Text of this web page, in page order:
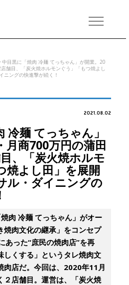
MENU
中目黒に「焼肉 冷麺 てっちゃん」が開業。20
舗目、「炭火焼ホルモンぐう」「もつ焼よし
ニングの快進撃が続く！
2021.08.02
冷麺 てっちゃん」
月商700万円の蒲田
、「炭火焼ホルモ
焼よし田」を展開
ル・ダイニングの
肉 冷麺 てっちゃん」がオー
焼肉文化の継承」をコンセプ
あった“庶民の焼肉店”を再
しくする」というタレ焼肉文
肉店だ。今回は、2020年11月
２店舗目。運営は、「炭火焼